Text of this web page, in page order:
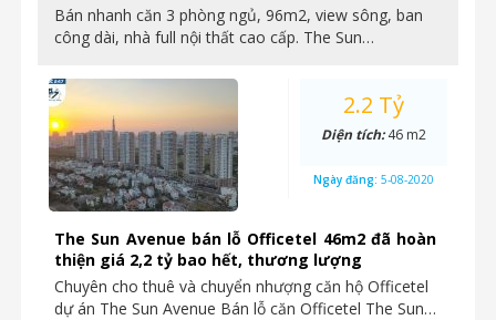
Bán nhanh căn 3 phòng ngủ, 96m2, view sông, ban
công dài, nhà full nội thất cao cấp. The Sun…
The Sun Avenue bán lỗ Officetel 46m2 đã hoàn
thiện giá 2,2 tỷ bao hết, thương lượng
Chuyên cho thuê và chuyển nhượng căn hộ Officetel
dự án The Sun Avenue Bán lỗ căn Officetel The Sun…
2.2 Tỷ
Diện tích:46 m2
Ngày đăng: 5-08-2020